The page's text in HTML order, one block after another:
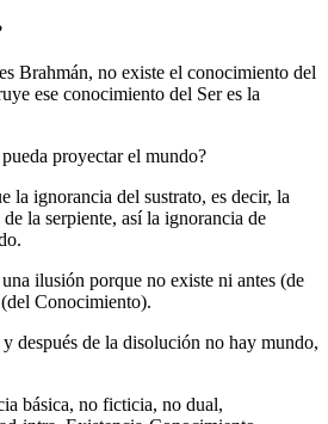
Brahmán, no existe el conocimiento del
ese conocimiento del Ser es la
proyectar el mundo?
la ignorancia del sustrato, es decir, la
la serpiente, así la ignorancia de
ilusión porque no existe ni antes (de
Conocimiento).
después de la disolución no hay mundo,
básica, no ficticia, no dual,